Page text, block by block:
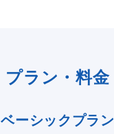
プラン・料金
ベーシックプラン